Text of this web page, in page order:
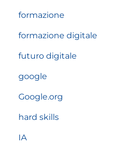
formazione
formazione digitale
futuro digitale
google
Google.org
hard skills
IA